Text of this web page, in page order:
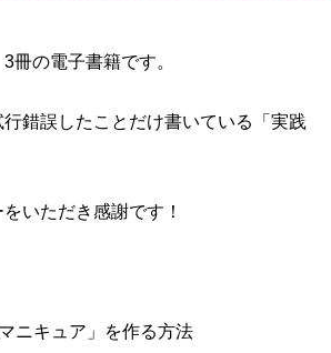
冊の電子書籍です。
錯誤したことだけ書いている「実践
いただき感謝です！
ニキュア」を作る方法